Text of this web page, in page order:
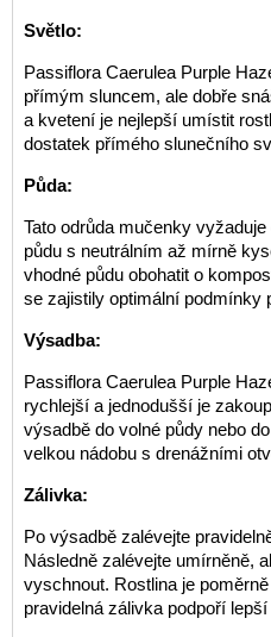
Světlo:
Passiflora Caerulea Purple
přímým sluncem, ale dobře
a kvetení je nejlepší umístit
dostatek přímého slunečního
Půda:
Tato odrůda mučenky
půdu s neutrálním až mírně
vhodné půdu obohatit o
se zajistily optimální podmínky
Výsadba:
Passiflora Caerulea Purple
rychlejší a jednodušší je
výsadbě do volné půdy nebo
velkou nádobu s drenážními
Zálivka:
Po výsadbě zalévejte
Následně zalévejte umírněně,
vyschnout. Rostlina je
pravidelná zálivka podpoří